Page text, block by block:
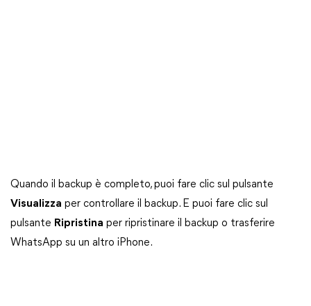
Quando il backup è completo, puoi fare clic sul pulsante
Visualizza per controllare il backup. E puoi fare clic sul
pulsante Ripristina per ripristinare il backup o trasferire
WhatsApp su un altro iPhone.